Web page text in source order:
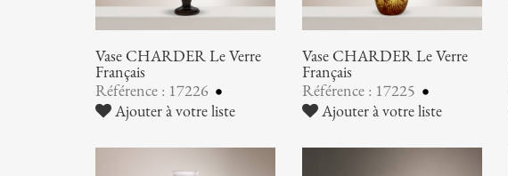
Vase CHARDER Le Verre
Français
Référence : 17226
Ajouter à votre liste
Vase CHARDER Le Verre
Français
Référence : 17225
Ajouter à votre liste